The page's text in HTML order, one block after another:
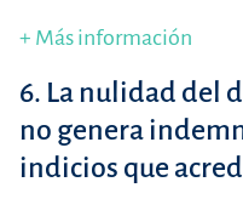
+ Más información
6. La nulidad del
no genera
indicios que